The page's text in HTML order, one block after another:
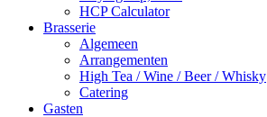
HCP Calculator
Brasserie
Algemeen
Arrangementen
High Tea / Wine / Beer / Whisky
Catering
Gasten